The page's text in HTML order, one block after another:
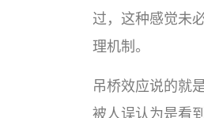
过，这种感觉未
理机制。
吊桥效应说的就
被人误认为是看